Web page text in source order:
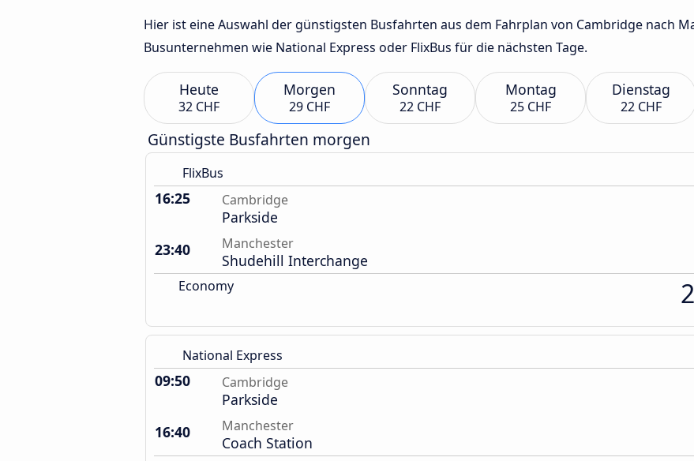
Hier ist eine Auswahl der günstigsten Busfahrten aus dem Fahrplan von Cambridge nach
Busunternehmen wie National Express oder FlixBus für die nächsten Tage.
Heute
32 CHF
Morgen
29 CHF
Sonntag
22 CHF
Montag
25 CHF
Dienstag
22 CHF
Günstigste Busfahrten morgen
FlixBus
16:25 Cambridge
Parkside
23:40
Manchester
Shudehill Interchange
Economy
National Express
09:50 Cambridge
Parkside
16:40
Manchester
Coach Station